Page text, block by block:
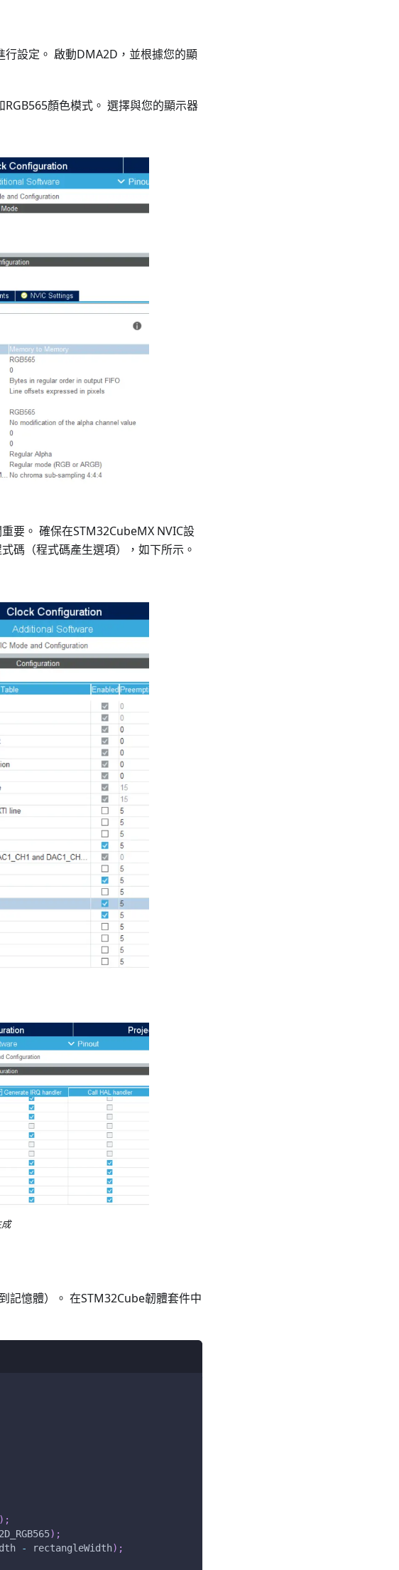
設定。 啟動DMA2D，並根據您的顯
顏色模式。 選擇與您的顯示器
要。 確保在STM32CubeMX NVIC設
碼（程式碼產生選項），如下所示。
記憶體）。 在STM32Cube韌體套件中
) ;
) ;
- rectangleWidth) ;